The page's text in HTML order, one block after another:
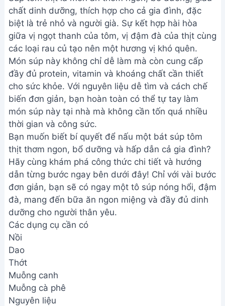
chất dinh dưỡng, thích hợp cho cả gia đình, đặc
biệt là trẻ nhỏ và người già. Sự kết hợp hài hòa
giữa vị ngọt thanh của tôm, vị đậm đà của thịt cùng
các loại rau củ tạo nên một hương vị khó quên.
Món súp này không chỉ dễ làm mà còn cung cấp
đầy đủ protein, vitamin và khoáng chất cần thiết
cho sức khỏe. Với nguyên liệu dễ tìm và cách chế
biến đơn giản, bạn hoàn toàn có thể tự tay làm
món súp này tại nhà mà không cần tốn quá nhiều
thời gian và công sức.
Bạn muốn biết bí quyết để nấu một bát súp tôm
thịt thơm ngon, bổ dưỡng và hấp dẫn cả gia đình?
Hãy cùng khám phá công thức chi tiết và hướng
dẫn từng bước ngay bên dưới đây! Chỉ với vài bước
đơn giản, bạn sẽ có ngay một tô súp nóng hổi, đậm
đà, mang đến bữa ăn ngon miệng và đầy đủ dinh
dưỡng cho người thân yêu.
Các dụng cụ cần có
Nồi
Dao
Thớt
Muỗng canh
Muỗng cà phê
Nguyên liệu